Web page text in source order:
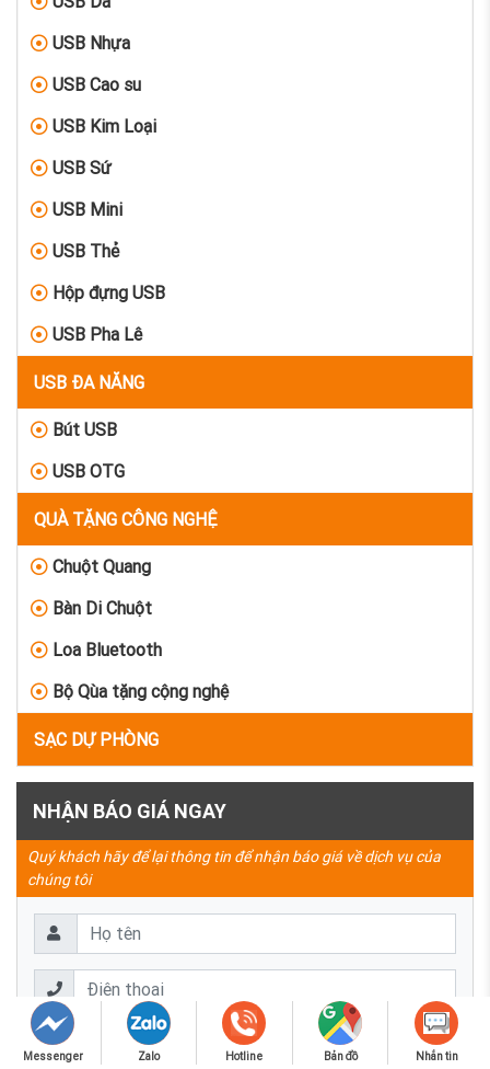
USB Nhựa
USB Cao su
USB Kim Loại
USB Sứ
USB Mini
USB Thẻ
Hộp đựng USB
USB Pha Lê
USB ĐA NĂNG
Bút USB
USB OTG
QUÀ TẶNG CÔNG NGHỆ
Chuột Quang
Bàn Di Chuột
Loa Bluetooth
Bộ Qùa tặng cộng nghệ
SẠC DỰ PHÒNG
NHẬN BÁO GIÁ NGAY
Quý khách hãy để lại thông tin để nhận báo giá về dịch vụ của
chúng tôi
Messenger Zalo Hotline Bản đồ Nhắn tin